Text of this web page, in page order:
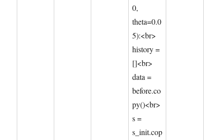
0,
theta=0.0
5):<br>
history =
[]<br>
data =
before.co
py()<br>
s =
s_init.cop